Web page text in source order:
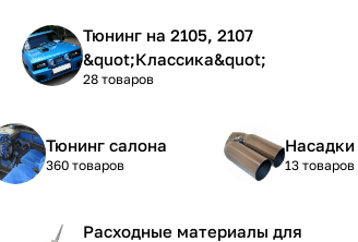
Тюнинг на 2105, 2107
&quot;Классика&quot;
28 товаров
Тюнинг салона
360 товаров 13 товаров
Расходные материалы для